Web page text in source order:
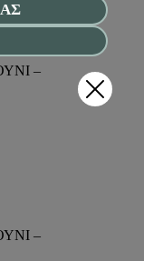
through
–
range:
–